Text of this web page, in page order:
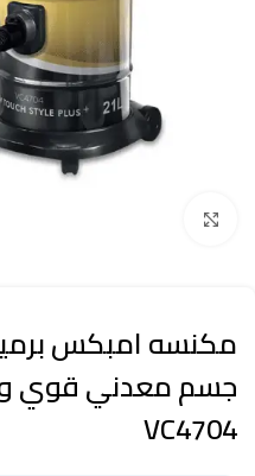
جسم معدني قوي
VC4704